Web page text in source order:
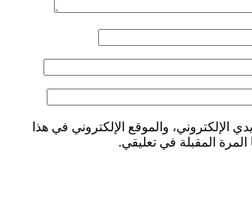
الإلكتروني، والموقع الإلكتروني في هذا
المرة المقبلة في تعليقي.